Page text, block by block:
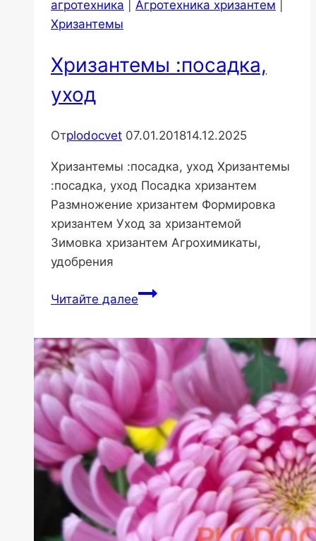
агротехника Агротехника хризантем
Хризантемы
Хризантемы :посадка,
уход
Отplodocvet 07.01.201814.12.2025
Хризантемы :посадка, уход Хризантемы
:посадка, уход Посадка хризантем
Размножение хризантем Формировка
хризантем Уход за хризантемой
Зимовка хризантем Агрохимикаты,
удобрения
Читайте далееХризантемы